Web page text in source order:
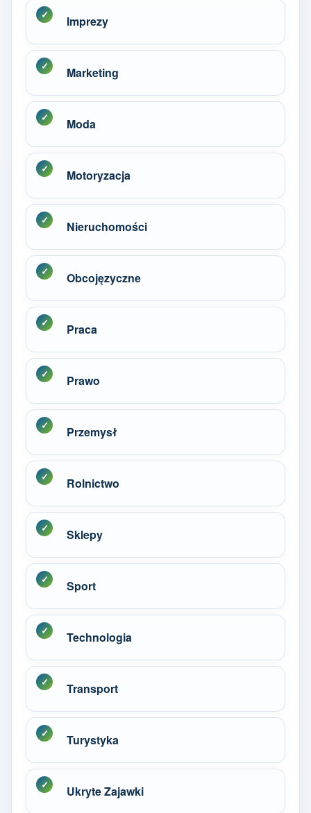
Imprezy
Marketing
Moda
Motoryzacja
Nieruchomości
Obcojęzyczne
Praca
Prawo
Przemysł
Rolnictwo
Sklepy
Sport
Technologia
Transport
Turystyka
Ukryte Zajawki